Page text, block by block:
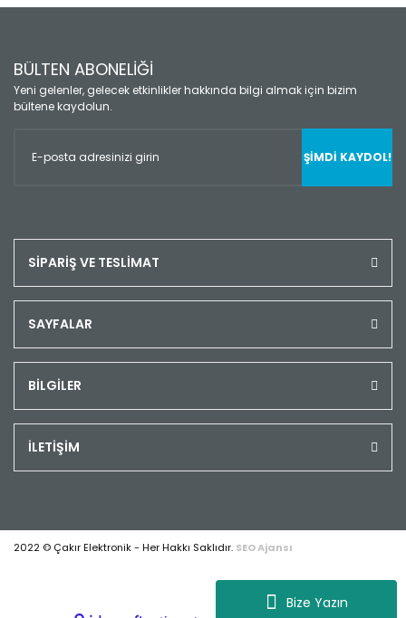
Bize Yazın
BÜLTEN ABONELİĞİ
Yeni gelenler, gelecek etkinlikler hakkında bilgi almak için bizim
bültene kaydolun.
ŞİMDİ KAYDOL!
SİPARİŞ VE TESLİMAT
SAYFALAR
BİLGİLER
İLETİŞİM
2022 © Çakır Elektronik - Her Hakkı Saklıdır. SEO Ajansı